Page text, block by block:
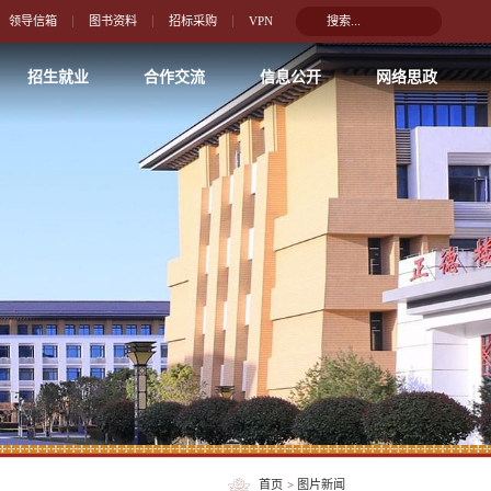
领导信箱 图书资料 招标采购 VPN
招生就业 合作交流 信息公开 网络思政
首页 > 图片新闻